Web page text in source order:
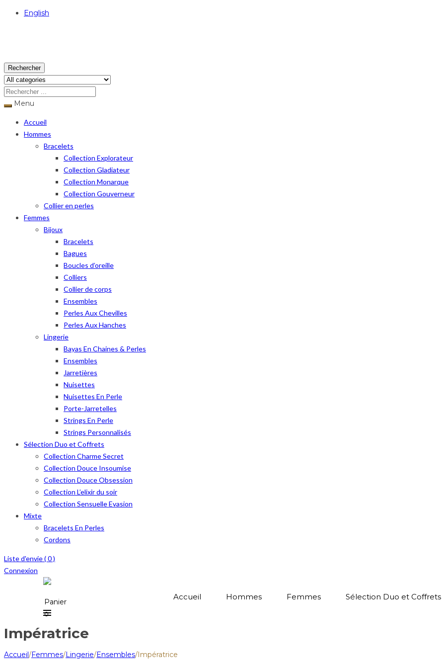
English
Rechercher
Menu
Accueil
Hommes
Bracelets
Collection Explorateur
Collection Gladiateur
Collection Monarque
Collection Gouverneur
Collier en perles
Femmes
Bijoux
Bracelets
Bagues
Boucles d’oreille
Colliers
Collier de corps
Ensembles
Perles Aux Chevilles
Perles Aux Hanches
Lingerie
Bayas En Chaines & Perles
Ensembles
Jarretières
Nuisettes
Nuisettes En Perle
Porte-Jarretelles
Strings En Perle
Strings Personnalisés
Sélection Duo et Coffrets
Collection Charme Secret
Collection Douce Insoumise
Collection Douce Obsession
Collection L’elixir du soir
Collection Sensuelle Evasion
Mixte
Bracelets En Perles
Cordons
Liste d'envie (0)
Connexion
Accueil Hommes Femmes Sélection Duo et Coffrets
Panier
0
Impératrice
Accueil/Femmes/Lingerie/Ensembles/Impératrice